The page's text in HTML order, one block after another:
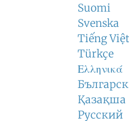
Suomi
Svenska
Tiếng Việt
Türkçe
Ελληνικά
Қазақша
Русский